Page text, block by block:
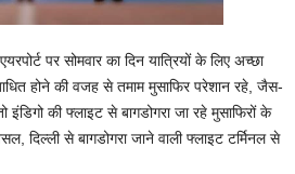
पर सोमवार का दिन यात्रियों के लिए अच्‍छा
होने की वजह से तमाम मुसाफिर परेशान रहे, जैस-
की फ्लाइट से बागडोगरा जा रहे मुसाफिरों के
दिल्‍ली से बागडोगरा जाने वाली फ्लाइट टर्मिनल से